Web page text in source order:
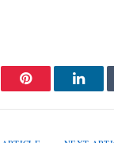
Pinterest